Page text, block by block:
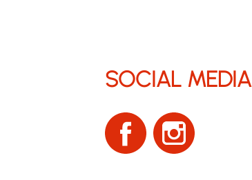
SOCIAL MEDIA